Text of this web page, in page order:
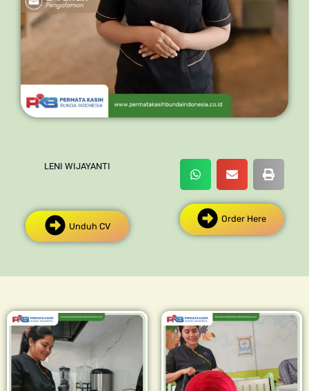
LENI WIJAYANTI
Unduh CV
Order Here